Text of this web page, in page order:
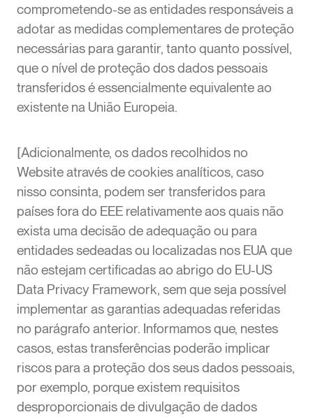
comprometendo-se as entidades responsáveis a
adotar as medidas complementares de proteção
necessárias para garantir, tanto quanto possível,
que o nível de proteção dos dados pessoais
transferidos é essencialmente equivalente ao
existente na União Europeia.
[Adicionalmente, os dados recolhidos no
Website através de cookies analíticos, caso
nisso consinta, podem ser transferidos para
países fora do EEE relativamente aos quais não
exista uma decisão de adequação ou para
entidades sedeadas ou localizadas nos EUA que
não estejam certificadas ao abrigo do EU-US
Data Privacy Framework, sem que seja possível
implementar as garantias adequadas referidas
no parágrafo anterior. Informamos que, nestes
casos, estas transferências poderão implicar
riscos para a proteção dos seus dados pessoais,
por exemplo, porque existem requisitos
desproporcionais de divulgação de dados